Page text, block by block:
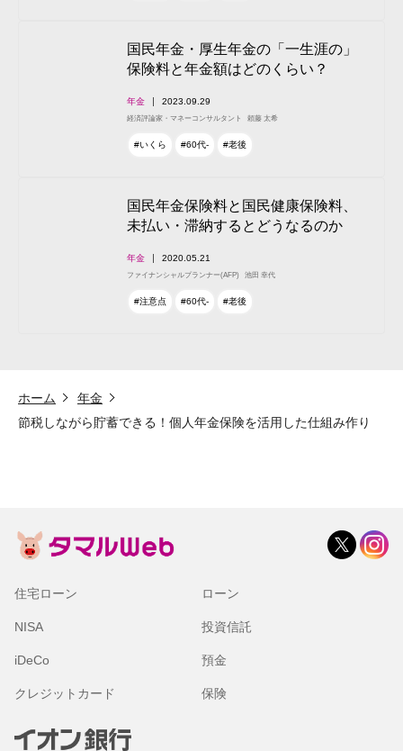
国民年金・厚生年金の「一生涯の」
保険料と年金額はどのくらい？
年金 2023.09.29
経済評論家・マネーコンサルタント 頼藤 太希
#いくら #60代- #老後
国民年金保険料と国民健康保険料、
未払い・滞納するとどうなるのか
年金 2020.05.21
ファイナンシャルプランナー(AFP) 池田 幸代
#注意点 #60代- #老後
ホーム
年金
節税しながら貯蓄できる！個人年金保険を活用した仕組み作り
住宅ローン ローン
NISA 投資信託
iDeCo 預金
クレジットカード 保険